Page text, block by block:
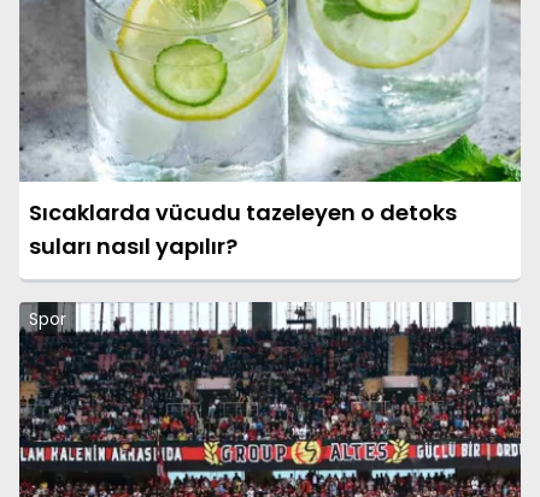
Sıcaklarda vücudu tazeleyen o detoks
suları nasıl yapılır?
Spor